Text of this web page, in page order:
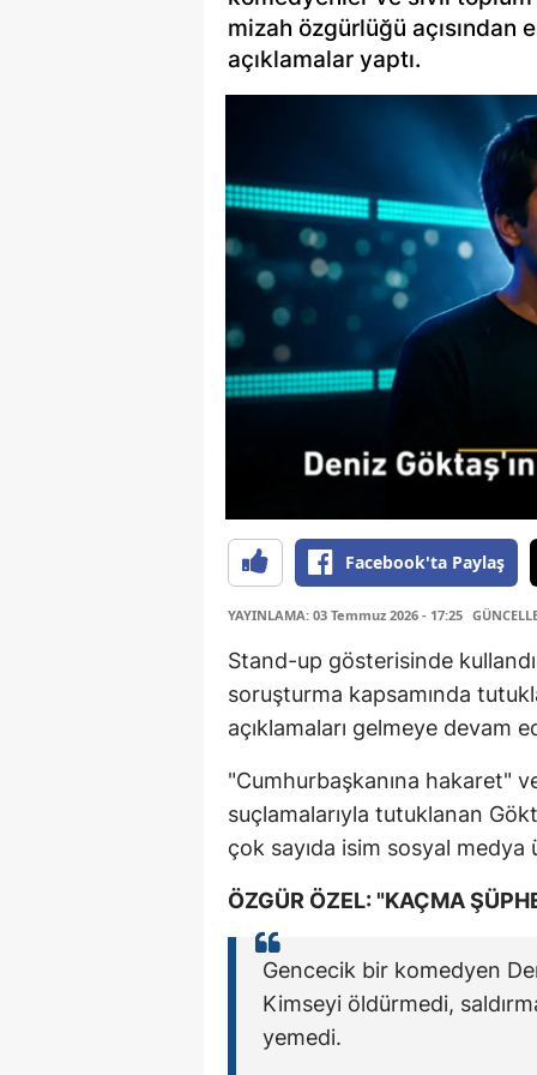
mizah özgürlüğü
açıklamalar yaptı.
Facebook'ta Paylaş
YAYINLAMA: 03 Temmuz 2026 - 17:25
Stand-up gösterisinde
soruşturma kapsamında
açıklamaları gelmeye devam
"Cumhurbaşkanına hakaret"
suçlamalarıyla tutuklanan
çok sayıda isim sosyal
ÖZGÜR ÖZEL: "KAÇMA
Gencecik bir komedyen
Kimseyi öldürmedi,
yemedi.